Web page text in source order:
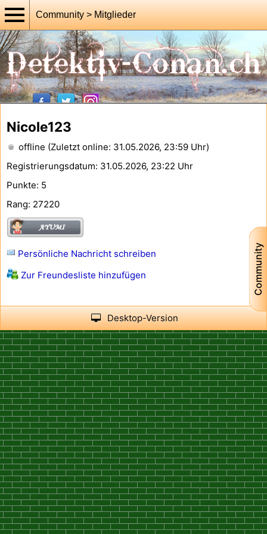
Community > Mitglieder
Community
Nicole123
offline (Zuletzt online: 31.05.2026, 23:59 Uhr)
Registrierungsdatum: 31.05.2026, 23:22 Uhr
Punkte: 5
Rang: 27220
Persönliche Nachricht schreiben
Zur Freundesliste hinzufügen
Desktop-Version